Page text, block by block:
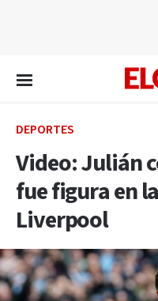
DEPORTES
Video: Julián
fue figura en
Liverpool